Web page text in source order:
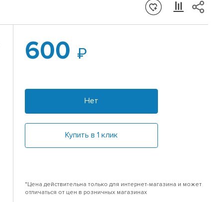
600
Нет
Купить в 1 клик
*Цена действительна только для интернет-магазина и может
отличаться от цен в розничных магазинах